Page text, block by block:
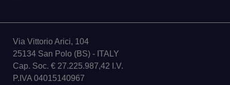
Via Vittorio Arici, 104
25134 San Polo (BS) - ITALY
Cap. Soc. € 27.225.987,42 I.V.
P.IVA 04015140967